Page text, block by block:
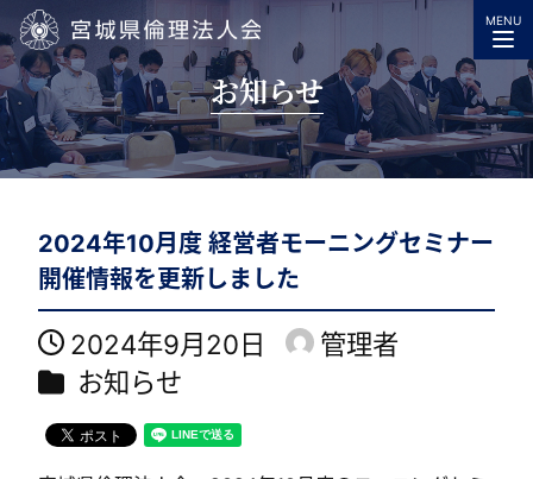
宮城県倫理法人会
MENU
お知らせ
2024年10月度 経営者モーニングセミナー
開催情報を更新しました
投稿日
2024年9月20日
著
管理者
カテゴリー
お知らせ